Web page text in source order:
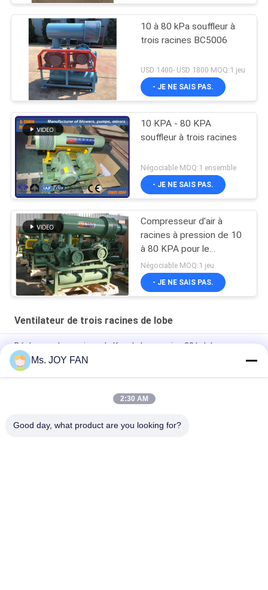
10 à 80 kPa souffleur à
trois racines BC5006
USD 1400- USD 1800 MOQ:1 jeu
- JE NE SAIS PAS.
10 KPA - 80 KPA
souffleur à trois racines
Négociable MOQ:1 ensemble
- JE NE SAIS PAS.
Compresseur d'air à
racines à pression de 10
à 80 KPA pour le
traitement des eaux
usées
Négociable MOQ:1 jeu
- JE NE SAIS PAS.
Ventilateur de trois racines de lobe
Déchargez les racines de Kpa de la pression 80 le lobe
40m3/Min rotatoire de la fonte 3 de ventilateur
10" 80kpa 71.52m3/Min 132kw moteur à trois racines en fonte
Pression maximum 100KPA de ventilateur refroidi à l'eau de
Ms. JOY FAN
2:30 AM
Good day, what product are you looking for?